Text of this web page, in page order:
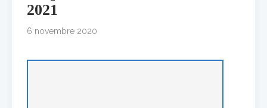
2021
6 novembre 2020